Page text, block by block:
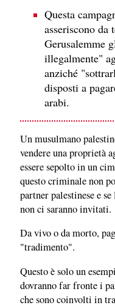
Questa
asseriscono da
Gerusalemme
illegalmente"
anziché
disposti a
arabi.
Un musulmano
vendere una proprietà
essere sepolto in un
questo criminale non
partner palestinese e
non ci saranno invitati.
Da vivo o da morto,
"tradimento".
Questo è solo un
dovranno far fronte i
che sono coinvolti in